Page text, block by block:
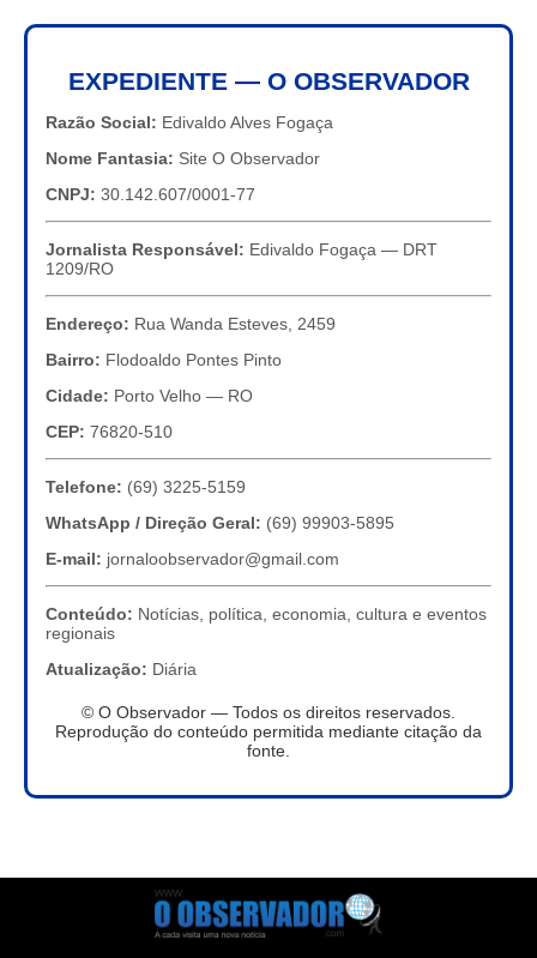
EXPEDIENTE — O OBSERVADOR
Razão Social: Edivaldo Alves Fogaça
Nome Fantasia: Site O Observador
CNPJ: 30.142.607/0001-77
Jornalista Responsável: Edivaldo Fogaça — DRT
1209/RO
Endereço: Rua Wanda Esteves, 2459
Bairro: Flodoaldo Pontes Pinto
Cidade: Porto Velho — RO
CEP: 76820-510
Telefone: (69) 3225-5159
WhatsApp / Direção Geral: (69) 99903-5895
E-mail: jornaloobservador@gmail.com
Conteúdo: Notícias, política, economia, cultura e eventos
regionais
Atualização: Diária
© O Observador — Todos os direitos reservados.
Reprodução do conteúdo permitida mediante citação da
fonte.